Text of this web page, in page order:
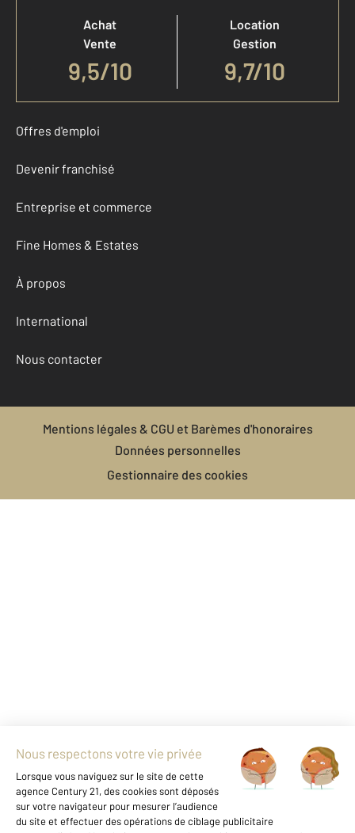
Achat
Vente
9,5/10
Location
Gestion
9,7/10
Offres d'emploi
Devenir franchisé
Entreprise et commerce
Fine Homes & Estates
À propos
International
Nous contacter
Mentions légales & CGU et Barèmes d'honoraires
Données personnelles
Gestionnaire des cookies